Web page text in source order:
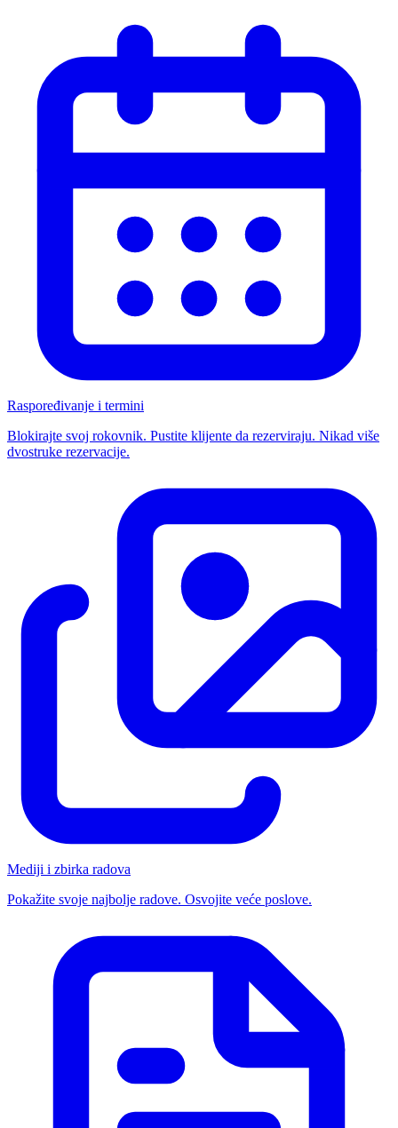
Raspoređivanje i termini
Blokirajte svoj rokovnik. Pustite klijente da rezerviraju. Nikad više
dvostruke rezervacije.
Mediji i zbirka radova
Pokažite svoje najbolje radove. Osvojite veće poslove.